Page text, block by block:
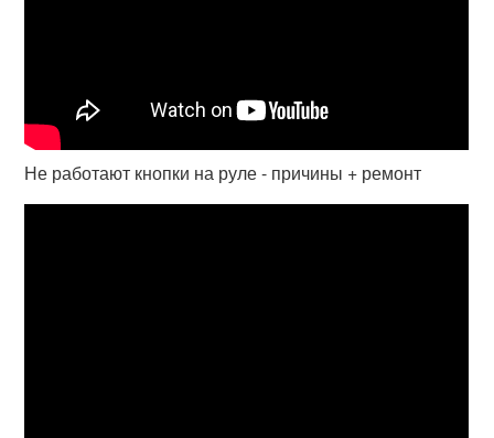
Не работают кнопки на руле - причины + ремонт